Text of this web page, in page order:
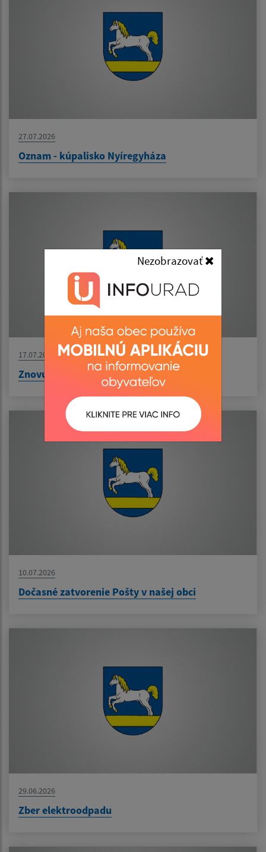
Nezobrazovať
27.07.2026
Oznam - kúpalisko Nyíregyháza
17.07.2026
Znovuotvorenie našej pošty
10.07.2026
Dočasné zatvorenie Pošty v našej obci
29.06.2026
Zber elektroodpadu